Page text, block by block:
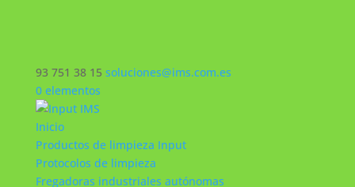
93 751 38 15 soluciones@ims.com.es
0 elementos
Inicio
Productos de limpieza Input
Protocolos de limpieza
Fregadoras industriales autónomas